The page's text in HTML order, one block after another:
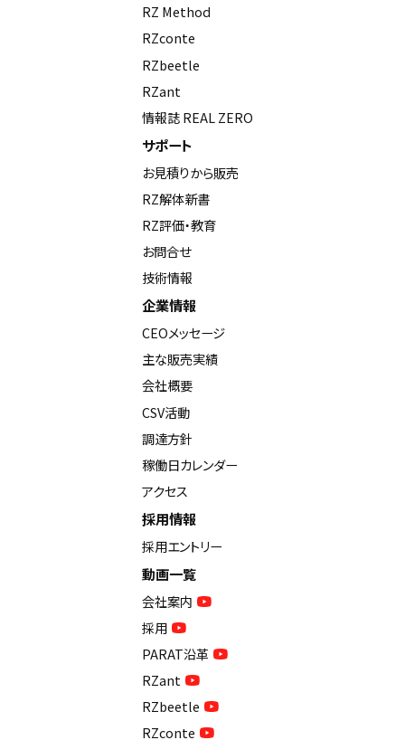
RZ Method
RZconte
RZbeetle
RZant
情報誌 REAL ZERO
サポート
お見積りから販売
RZ解体新書
RZ評価・教育
お問合せ
技術情報
企業情報
CEOメッセージ
主な販売実績
会社概要
CSV活動
調達方針
稼働日カレンダー
アクセス
採用情報
採用エントリー
動画一覧
会社案内
採用
PARAT沿革
RZant
RZbeetle
RZconte